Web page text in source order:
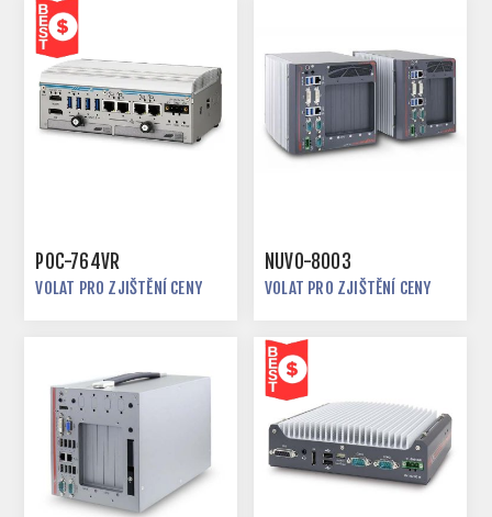
POC-764VR
VOLAT PRO ZJIŠTĚNÍ CENY
NUVO-8003
VOLAT PRO ZJIŠTĚNÍ CENY